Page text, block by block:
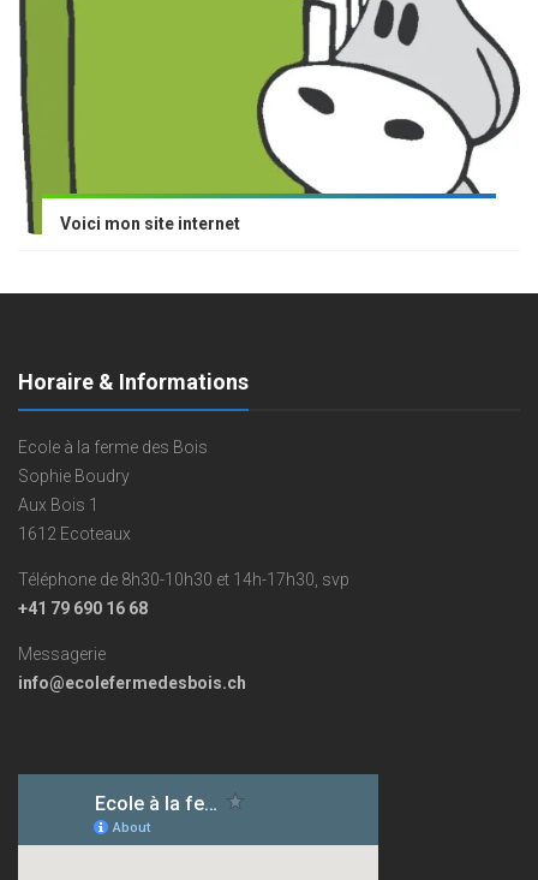
Voici mon site internet
Horaire & Informations
Ecole à la ferme des Bois
Sophie Boudry
Aux Bois 1
1612 Ecoteaux
Téléphone de 8h30-10h30 et 14h-17h30, svp
+41 79 690 16 68
Messagerie
info@ecolefermedesbois.ch